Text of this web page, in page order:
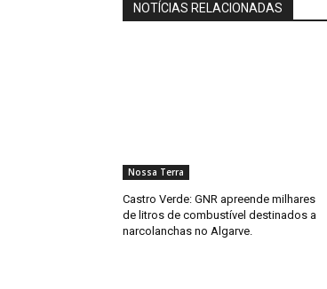
NOTÍCIAS RELACIONADAS
Nossa Terra
Castro Verde: GNR apreende milhares
de litros de combustível destinados a
narcolanchas no Algarve.